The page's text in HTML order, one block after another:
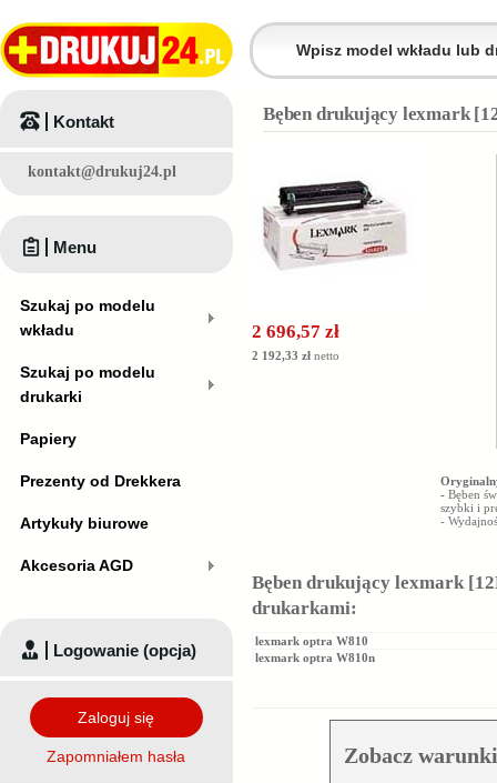
Bęben drukujący lexmark
2 696,57 zł
2 192,33 zł netto
- Bęben
szybki i
-
Bęben drukujący lexmark
drukarkami:
lexmark optra W810
lexmark optra W810n
Zobacz
Kontakt
kontakt@drukuj24.pl
Menu
Szukaj po modelu
wkładu
Szukaj po modelu
drukarki
Papiery
Prezenty od Drekkera
Artykuły biurowe
Akcesoria AGD
Logowanie (opcja)
Zaloguj się
Zapomniałem hasła